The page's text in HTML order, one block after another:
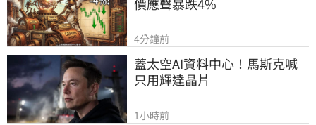
價應聲暴跌4%
4分鐘前
蓋太空AI資料中心！馬斯克喊
只用輝達晶片
1小時前